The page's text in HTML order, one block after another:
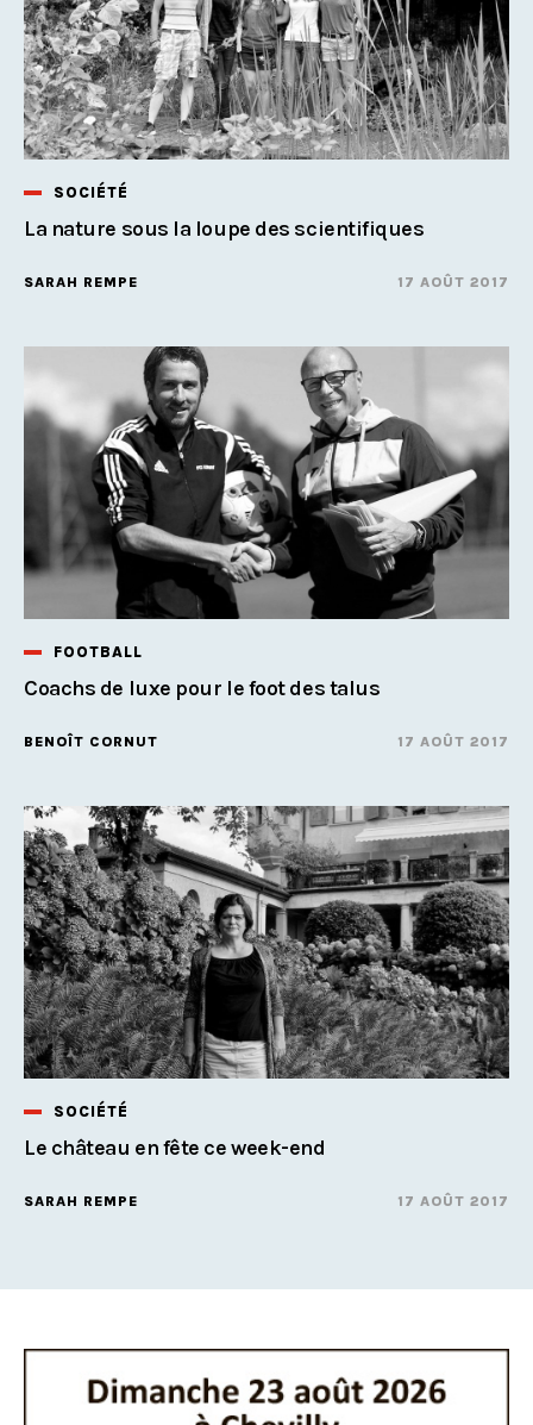
SOCIÉTÉ
La nature sous la loupe des scientifiques
SARAH REMPE 17 AOÛT 2017
FOOTBALL
Coachs de luxe pour le foot des talus
BENOÎT CORNUT 17 AOÛT 2017
SOCIÉTÉ
Le château en fête ce week-end
SARAH REMPE 17 AOÛT 2017